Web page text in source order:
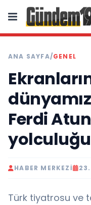
ANA SAYFA/GENEL
Ferdi
HABER MERKEZI
Türk tiyatrosu ve